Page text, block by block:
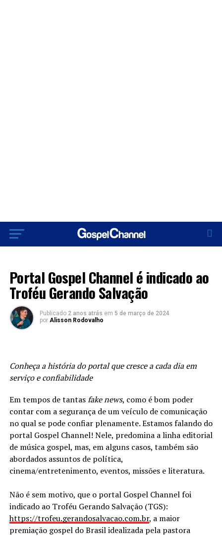
Portal Gospel Channel é indicado ao
Troféu Gerando Salvação
Publicado 2 anos atrás em 5 de março de 2024
por Alisson Rodovalho
Conheça a história do portal que cresce a cada dia em
serviço e confiabilidade
Em tempos de tantasfake news, como é bom poder
contar com a segurança de um veículo de comunicação
no qual se pode confiar plenamente. Estamos falando do
portal Gospel Channel! Nele, predomina a linha editorial
de música gospel, mas, em alguns casos, também são
abordados assuntos de política,
cinema/entretenimento, eventos, missões e literatura.
Não é sem motivo, que o portal Gospel Channel foi
indicado ao Troféu Gerando Salvação (TGS):
https://trofeu.gerandosalvacao.com.br, a maior
premiação gospel do Brasil idealizada pela pastora